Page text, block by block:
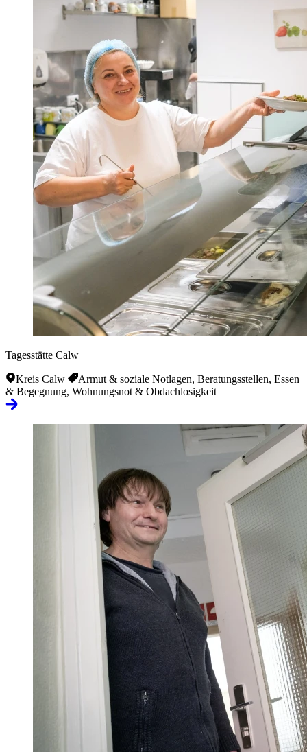
Tagesstätte Calw
Kreis Calw
Armut & soziale Notlagen, Beratungsstellen, Essen
& Begegnung, Wohnungsnot & Obdachlosigkeit